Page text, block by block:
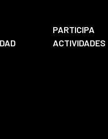
PARTICIPA
ACTIVIDADES